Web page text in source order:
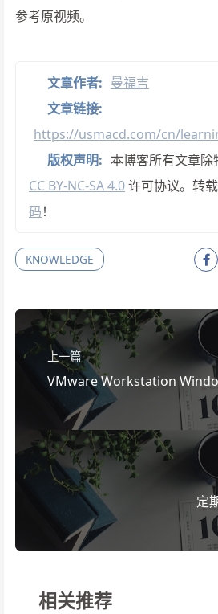
参考原视频。
文章作者: 曼福吉
文章链接:
https://usmacd.com/cn/
版权声明: 本博客所有文章
CC BY-NC-SA 4.0许可协议。转
码！
KNOWLEDGE
上一篇
VMware Workstation
Ubuntu 18.04 Guest 中加载
模块
定
相关推荐